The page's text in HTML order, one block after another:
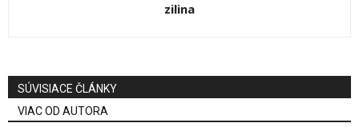
zilina
SÚVISIACE ČLÁNKY
VIAC OD AUTORA